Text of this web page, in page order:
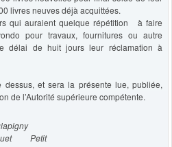
livres neuves déjà acquittées.
qui auraient quelque répétition à faire
pour travaux, fournitures ou autre
délai de huit jours leur réclamation à
et sera la présente lue, publiée,
de l’Autorité supérieure compétente.
Petit